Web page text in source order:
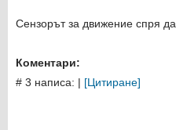
Сензорът за движение спря
Коментари:
# 3 написа: | [Цитиране]